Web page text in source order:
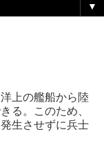
▼
上の艦船から陸
る。このため、
生させずに兵士